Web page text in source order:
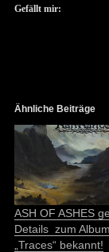
Gefällt mir:
Ähnliche Beiträge
ASH OF ASHES
Details zum Album
„Traces“ bekannt!